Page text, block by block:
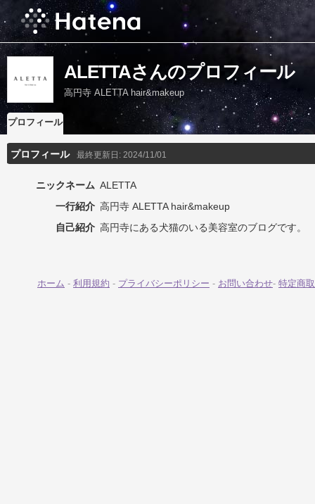
ALETTAさんのプロフィール
高円寺 ALETTA hair&makeup
プロフィール
プロフィール 最終更新日: 2024/11/01
ニックネーム ALETTA
一行紹介 高円寺 ALETTA hair&makeup
自己紹介 高円寺にある犬猫のいる美容室のブログです。
ホーム - 利用規約 - プライバシーポリシー - お問い合わせ- 特定商